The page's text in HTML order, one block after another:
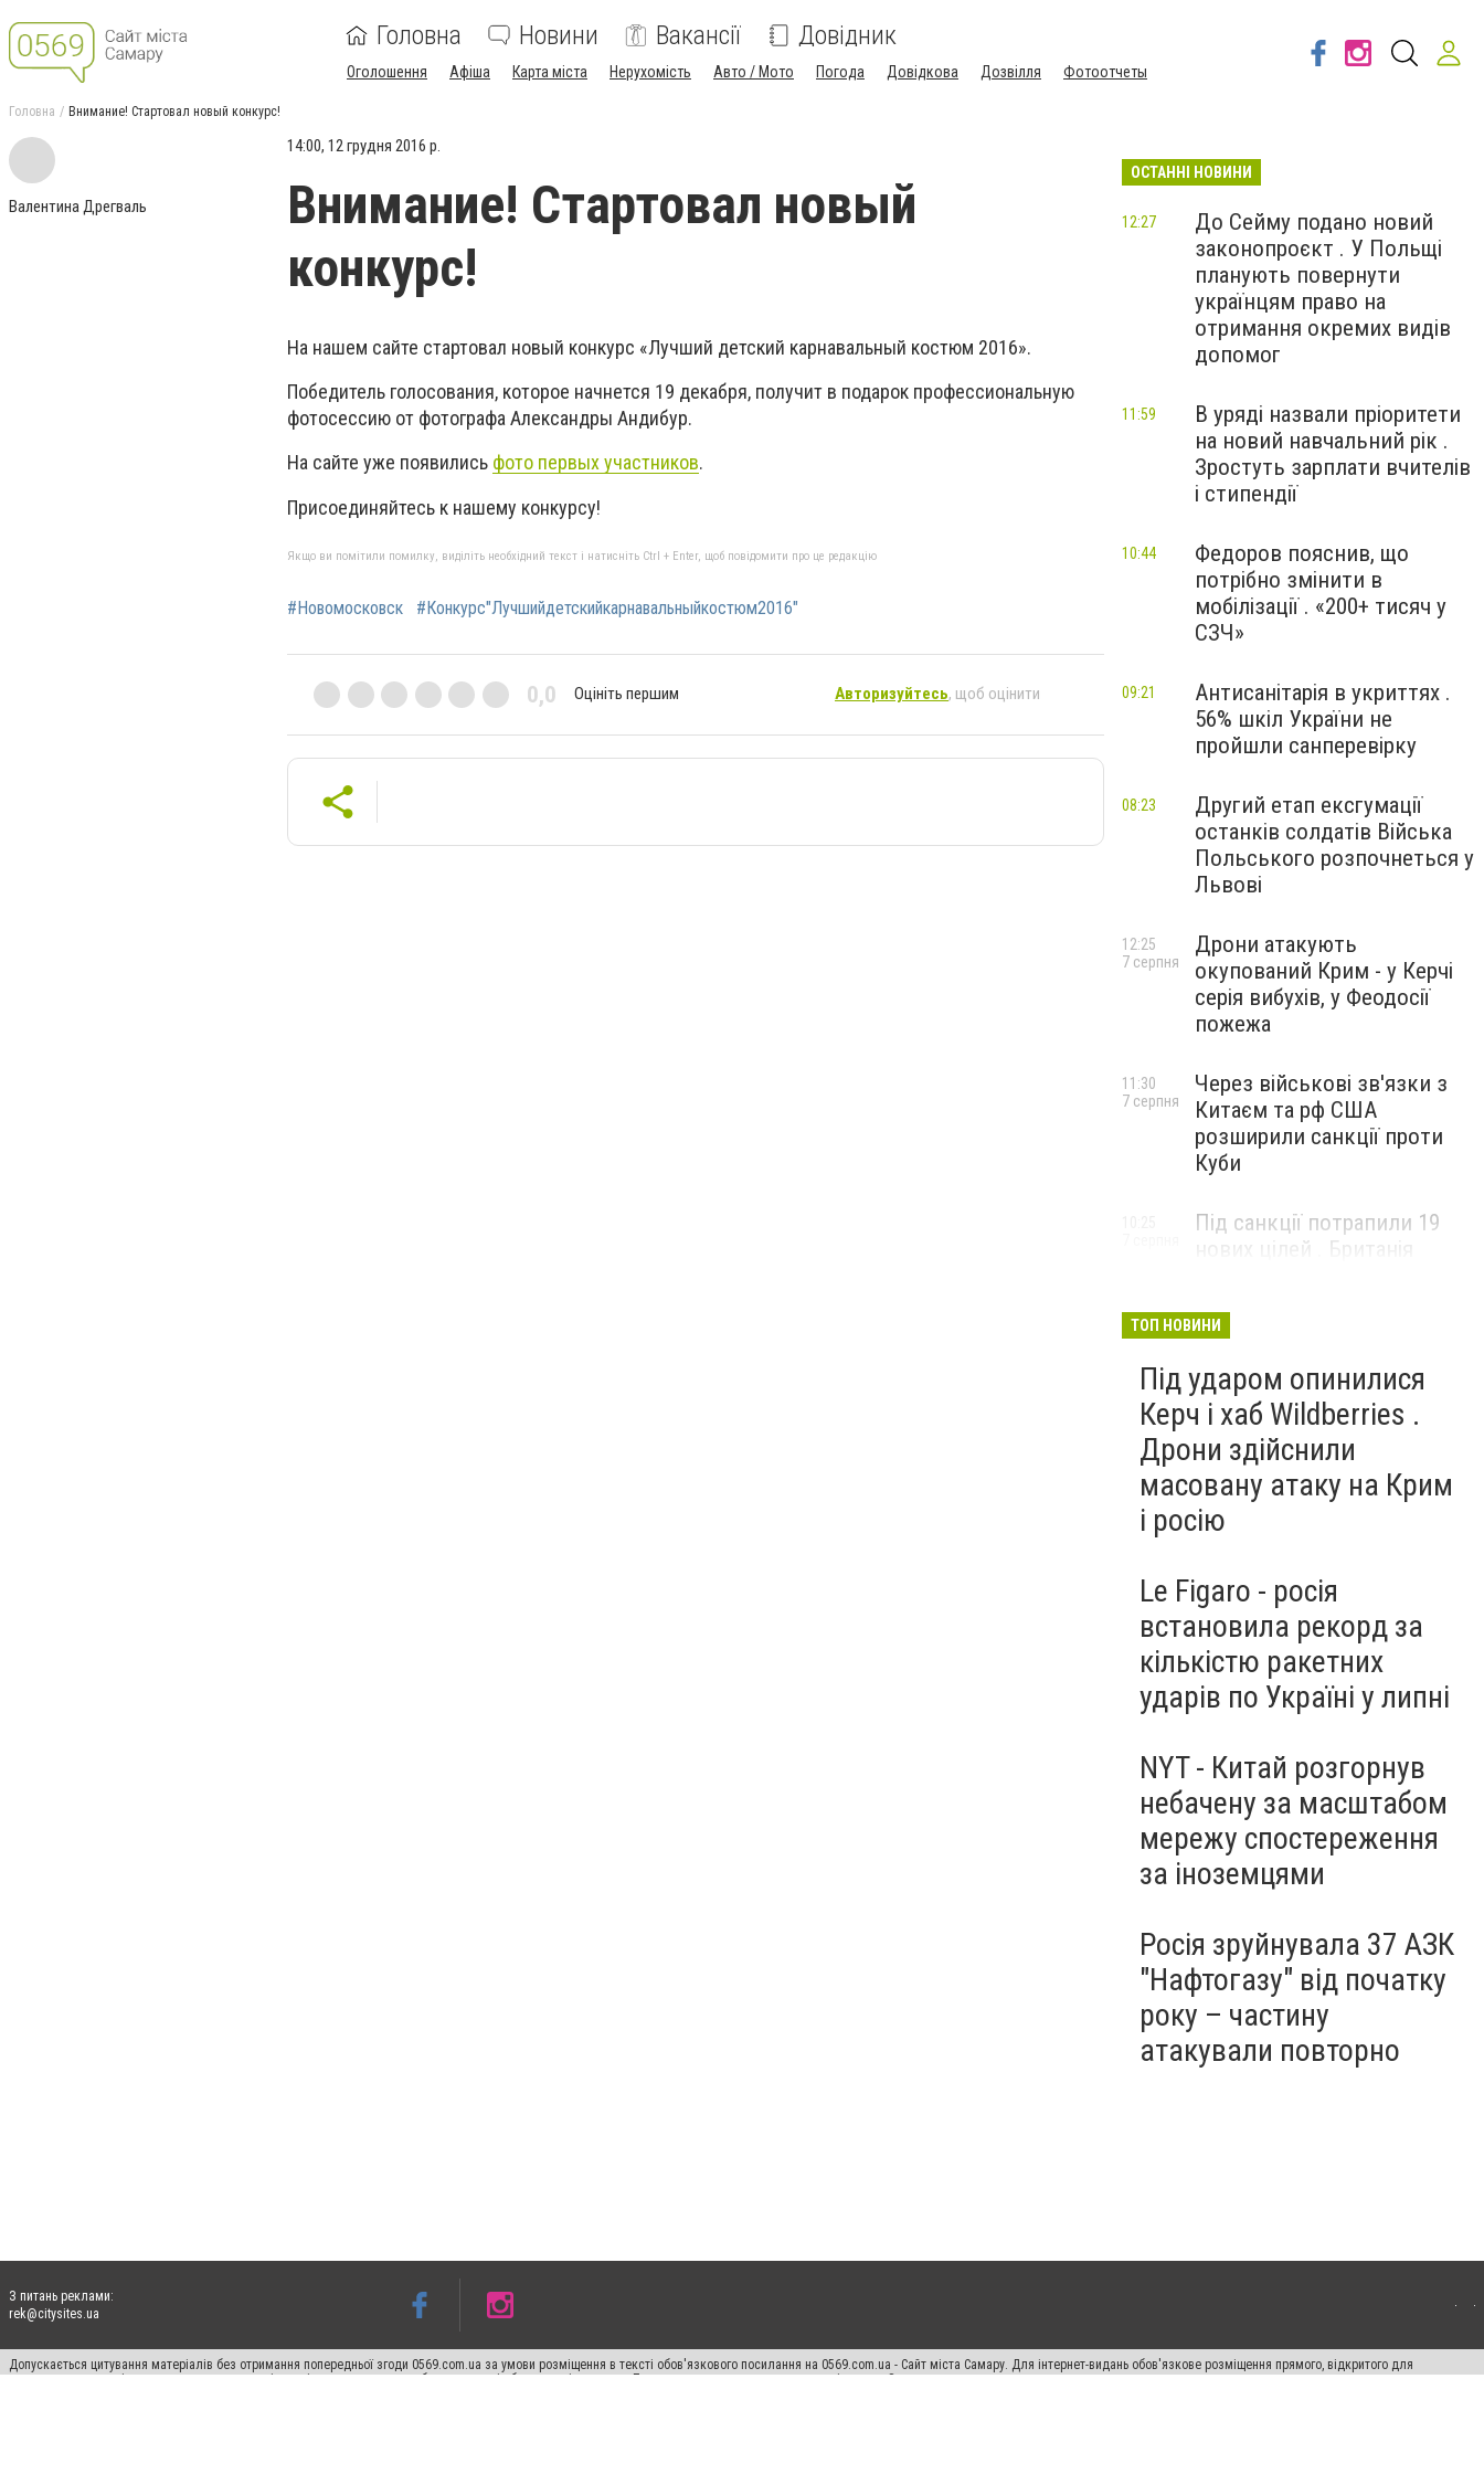
Головна Новини Вакансії Довідник
Оголошення Афіша Карта міста Нерухомість Авто / Мото Погода Довідкова Дозвілля Фотоотчеты
Головна Внимание! Стартовал новый конкурс!
Валентина Дрегваль
14:00, 12 грудня 2016 р.
Внимание! Стартовал новый
конкурс!
На нашем сайте стартовал новый конкурс «Лучший детский карнавальный костюм 2016».
Победитель голосования, которое начнется 19 декабря, получит в подарок профессиональную
фотосессию от фотографа Александры Андибур.
На сайте уже появились фото первых участников.
Присоединяйтесь к нашему конкурсу!
Якщо ви помітили помилку, виділіть необхідний текст і натисніть Ctrl + Enter, щоб повідомити про це редакцію
#Новомосковск #Конкурс"Лучшийдетскийкарнавальныйкостюм2016"
0,0 Оцініть першим Авторизуйтесь, щоб оцінити
ОСТАННІ НОВИНИ
До Сейму подано новий
законопроєкт . У Польщі
планують повернути
українцям право на
отримання окремих видів
допомог
12:27
В уряді назвали пріоритети
на новий навчальний рік .
Зростуть зарплати вчителів
і стипендії
11:59
Федоров пояснив, що
потрібно змінити в
мобілізації . «200+ тисяч у
СЗЧ»
10:44
Антисанітарія в укриттях .
56% шкіл України не
пройшли санперевірку
09:21
Другий етап ексгумації
останків солдатів Війська
Польського розпочнеться у
Львові
08:23
Дрони атакують
окупований Крим - у Керчі
серія вибухів, у Феодосії
пожежа
12:25
7 серпня
Через військові зв'язки з
Китаєм та рф США
розширили санкції проти
Куби
11:30
7 серпня
Під санкції потрапили 19
нових цілей . Британія
ТОП НОВИНИ
Під ударом опинилися
Керч і хаб Wildberries .
Дрони здійснили
масовану атаку на Крим
і росію
Le Figaro - росія
встановила рекорд за
кількістю ракетних
ударів по Україні у липні
NYT - Китай розгорнув
небачену за масштабом
мережу спостереження
за іноземцями
Росія зруйнувала 37 АЗК
"Нафтогазу" від початку
року – частину
атакували повторно
З питань реклами:
rek@citysites.ua
Допускається цитування матеріалів без отримання попередньої згоди 0569.com.ua за умови розміщення в тексті обов'язкового посилання на 0569.com.ua - Сайт міста Самару. Для інтернет-видань обов'язкове розміщення прямого, відкритого для
пошукових систем гіперпосилання на цитовані статті не нижче другого абзацу в тексті або в якості джерела. Порушення виняткових прав переслідується Законом.